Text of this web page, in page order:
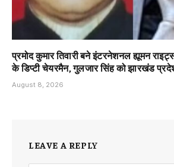
प्रमोद कुमार तिवारी बने इंटरनेशनल ह्यूमन
के डिप्टी चेयरमैन, गुलजार सिंह को झारखंड प्रदेश
August 8, 2026
LEAVE A REPLY